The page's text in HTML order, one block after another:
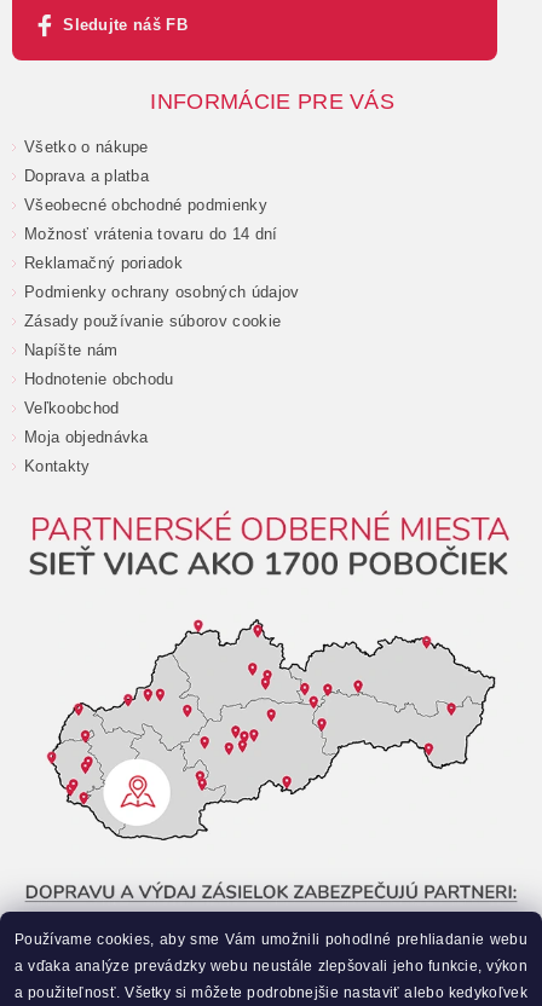
Sledujte náš FB
INFORMÁCIE PRE VÁS
Všetko o nákupe
Doprava a platba
Všeobecné obchodné podmienky
Možnosť vrátenia tovaru do 14 dní
Reklamačný poriadok
Podmienky ochrany osobných údajov
Zásady používanie súborov cookie
Napíšte nám
Hodnotenie obchodu
Veľkoobchod
Moja objednávka
Kontakty
Používame cookies, aby sme Vám umožnili pohodlné prehliadanie webu
a vďaka analýze prevádzky webu neustále zlepšovali jeho funkcie, výkon
a použiteľnosť. Všetky si môžete podrobnejšie nastaviť alebo kedykoľvek